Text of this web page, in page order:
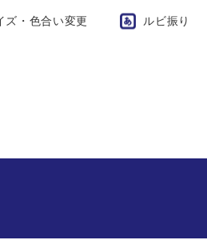
ズ・色合い変更 ルビ振り